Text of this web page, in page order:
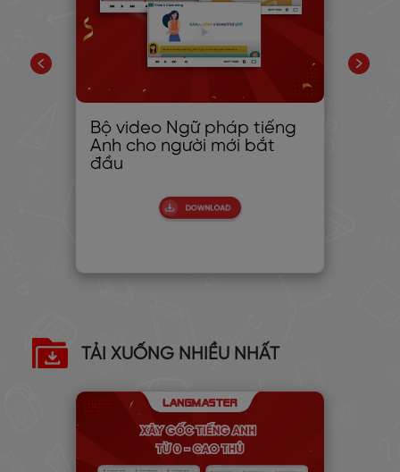
Bộ video Ngữ pháp tiếng
Anh cho người mới bắt
đầu
TẢI XUỐNG NHIỀU NHẤT